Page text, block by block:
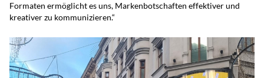
Formaten ermöglicht es uns, Markenbotschaften effektiver und
kreativer zu kommunizieren.“